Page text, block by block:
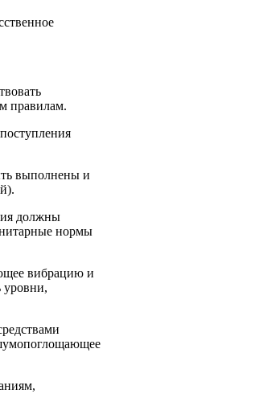
правилам.
выполнены и
должны
нормы
вибрацию и
уровни,